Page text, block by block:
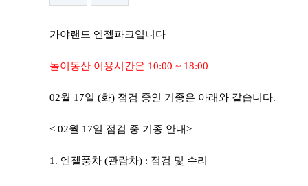
가야랜드 엔젤파크입니다
놀이동산 이용시간은 10:00 ~ 18:00
02월 17일 (화) 점검 중인 기종은 아래와 같습니다.
< 02월 17일 점검 중 기종 안내>
1. 엔젤풍차 (관람차) : 점검 및 수리